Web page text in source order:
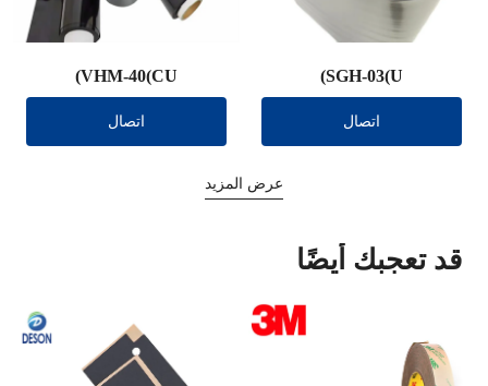
SGH-03(U)
اتصال
VHM-40(CU)
اتصال
عرض المزيد
قد تعجبك أيضًا